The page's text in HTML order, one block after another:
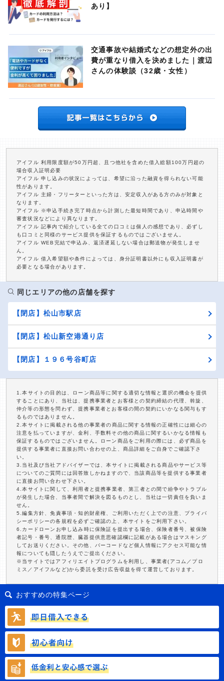
あり】
交通事故や結婚式などの想定外の出
費が重なり借入を決めました｜渡辺
さんの体験談（32歳・女性）
アイフル 利用限度額が50万円超、且つ他社を含めた借入総額100万円超の
場合収入証明必要
アイフル 申し込みの状況によっては、希望に沿った融資を得られない可能
性があります。
アイフル 主婦・フリーターといった方は、安定収入がある方のみが対象と
なります。
アイフル ※申込手続き完了時点から計測した最短時間であり、申込時間や
審査状況などにより異なります。
アイフル 記事内で紹介している全ての口コミは個人の感想であり、必ずし
も口コミと同様のサービス提供を保証するものではございません。
アイフル WEB完結で申込み、返済遅延しない場合は郵送物が発生しませ
ん。
アイフル 借入希望額や条件によっては、身分証明書以外にも収入証明書が
必要となる場合があります。
同じエリアの他の店舗を探す
【閉店】松山市駅店
【閉店】松山新空港通り店
【閉店】１９６号谷町店
1.本サイトの目的は、ローン商品等に関する適切な情報と選択の機会を提供
することにあり、当社は、提携事業者とお客様との契約締結の代理、斡旋、
仲介等の形態を問わず、提携事業者とお客様の間の契約にいかなる関与もす
るものではありません。
2.本サイトに掲載される他の事業者の商品に関する情報の正確性には細心の
注意を払っていますが、金利、手数料その他の商品に関するいかなる情報も
保証するものではございません。ローン商品をご利用の際には、必ず商品を
提供する事業者に直接お問い合わせの上、商品詳細をご自身でご確認下さ
い。
3.当社及び当社アドバイザーでは、本サイトに掲載される商品やサービス等
についてのご質問には回答致しかねますので、当該商品等を提供する事業者
に直接お問い合わせ下さい。
4.本サイトに関して、利用者と提携事業者、第三者との間で紛争やトラブル
が発生した場合、当事者間で解決を図るものとし、当社は一切責任を負いま
せん。
5.編集方針、免責事項・知的財産権、ご利用いただく上での注意、プライバ
シーポリシーの各規程を必ずご確認の上、本サイトをご利用下さい。
6.カードローンお申し込み時に保険証を提出する場合、保険者番号、被保険
者記号・番号、通院歴、臓器提供意思確認欄に記載がある場合はマスキング
してお送りください。その他、バーコードなど個人情報にアクセス可能な情
報についても隠したうえでご提出ください。
※当サイトではアフィリエイトプログラムを利用し、事業者(アコム／プロ
ミス／アイフルなど)から委託を受け広告収益を得て運営しております。
おすすめの特集ページ